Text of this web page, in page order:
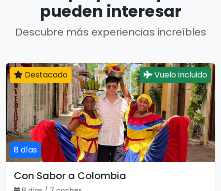
pueden interesar
Descubre más experiencias increíbles
8 días
Destacado Vuelo incluido
Con Sabor a Colombia